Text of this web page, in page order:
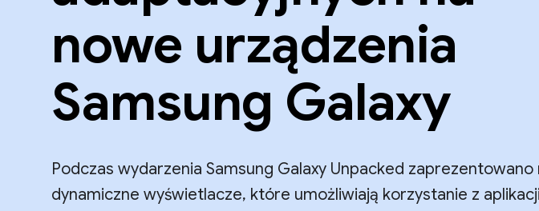
nowe urządzenia
Samsung Galaxy
Podczas wydarzenia Samsung Galaxy Unpacked zaprezentowano
dynamiczne wyświetlacze, które umożliwiają korzystanie z